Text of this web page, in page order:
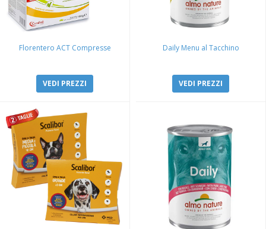
Florentero ACT Compresse
VEDI PREZZI
Daily Menu al Tacchino
VEDI PREZZI